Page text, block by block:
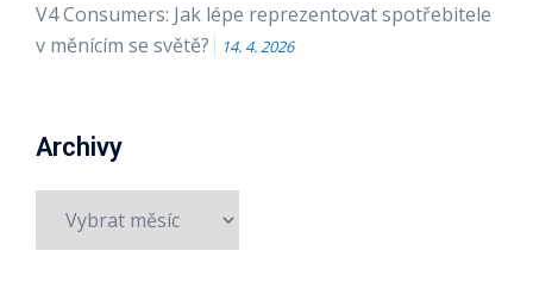
V4 Consumers: Jak lépe reprezentovat spotřebitele
v měnícím se světě?
14. 4. 2026
Archivy